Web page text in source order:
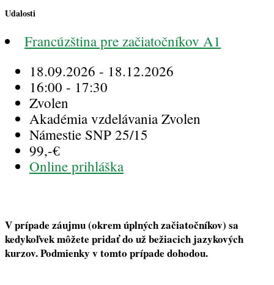
Udalosti
Francúzština pre začiatočníkov A1
18.09.2026 - 18.12.2026
16:00 - 17:30
Zvolen
Akadémia vzdelávania Zvolen
Námestie SNP 25/15
99,-€
Online prihláška
V prípade záujmu(okrem úplných začiatočníkov) sa
kedykoľvek môžete pridať do už bežiacich jazykových
kurzov.Podmienky v tomto prípade dohodou.